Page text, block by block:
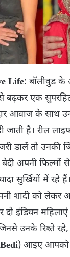
Life: बॉलीवुड
बढ़कर एक
आवाज के साथ
जाती है। रील
डालें तो उनकी
अपनी फ‍िल्‍मों
सुर्खियों में रहे
शादी को लेकर
दो इंडियन
उनके रिश्‍ते
) आइए आपको